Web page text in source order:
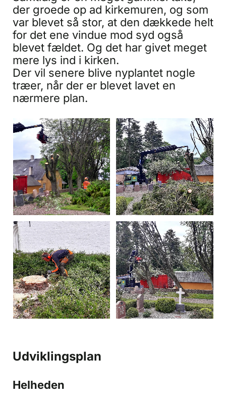
der groede op ad kirkemuren, og som
var blevet så stor, at den dækkede helt
for det ene vindue mod syd også
blevet fældet. Og det har givet meget
mere lys ind i kirken.
Der vil senere blive nyplantet nogle
træer, når der er blevet lavet en
nærmere plan.
Udviklingsplan
Helheden